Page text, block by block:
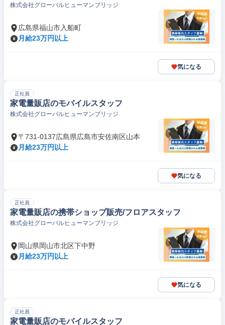
株式会社グローバルヒューマンブリッジ
広島県福山市入船町
月給23万円以上
気になる
正社員
家電量販店のモバイルスタッフ
株式会社グローバルヒューマンブリッジ
〒731-0137広島県広島市安佐南区山本
月給23万円以上
気になる
正社員
家電量販店の携帯ショップ販売/フロアスタッフ
株式会社グローバルヒューマンブリッジ
岡山県岡山市北区下中野
月給23万円以上
気になる
正社員
家電量販店のモバイルスタッフ